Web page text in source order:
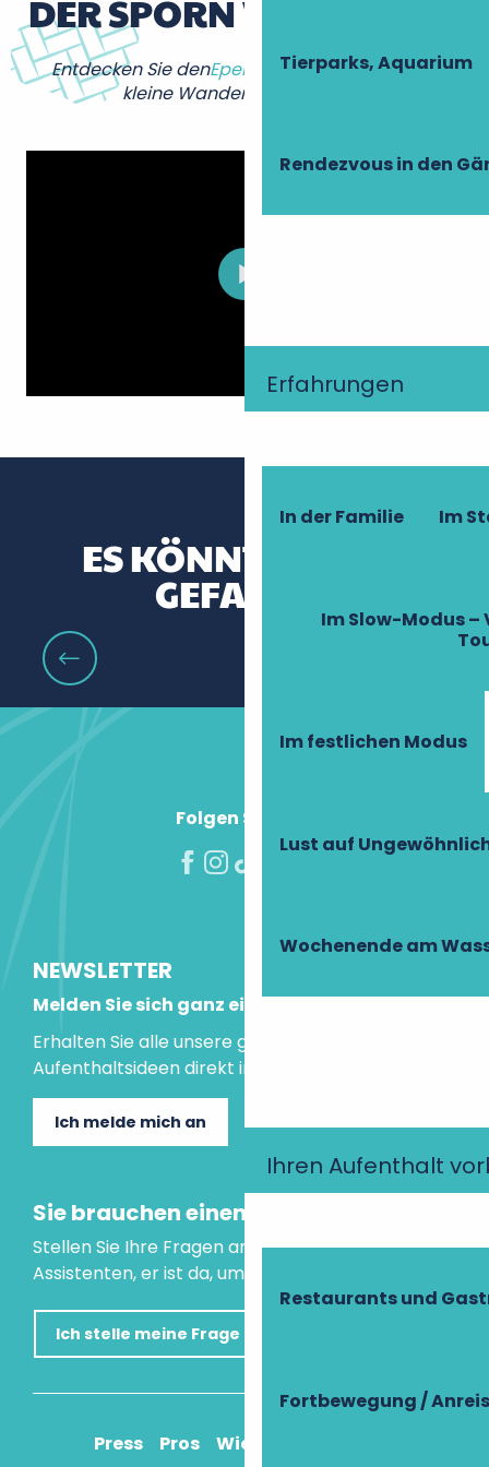
Tierparks, Aquarium
Rendezvous in den
Erfahrungen
In der Familie Im
Im Slow-Modus
Im festlichen Modus
Lust auf
Wochenende am
Ihren Aufenthalt
Restaurants und
Fortbewegung /
DER SPORN VON MURAT
Entdecken Sie denEperon de Muratüber eine
kleine Wanderung von 5 km!
ES KÖNNTE IHNEN
GEFALLEN
Familienausflüge in die Weinberge
Folgen Sie uns!
NEWSLETTER
Melden Sie sich ganz einfach an!
Erhalten Sie alle unsere guten Tipps und
Aufenthaltsideen direkt in Ihre Mailbox.
Ich melde mich an
Sie brauchen einen Rat?
Stellen Sie Ihre Fragen an unseren virtuellen
Assistenten, er ist da, um Ihnen zu helfen.
Ich stelle meine Frage
Press Pros Wie komme ich an?